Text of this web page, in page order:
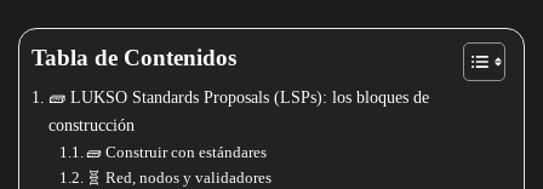
Tabla de Contenidos
🧱 LUKSO Standards Proposals (LSPs): los bloques de
construcción
🧱 Construir con estándares
🧬 Red, nodos y validadores